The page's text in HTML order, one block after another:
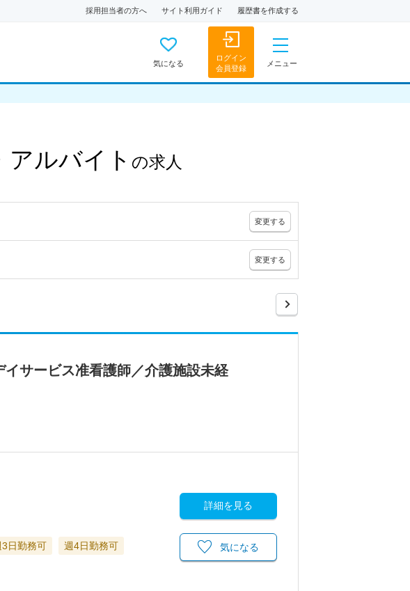
採用担当者の方へ サイト利用ガイド 履歴書を作成する
気になる
ログイン
会員登録
メニュー
アルバイト の求人
変更する
変更する
イサービス准看護師／介護施設未経
3日勤務可
週4日勤務可
詳細を見る
気になる